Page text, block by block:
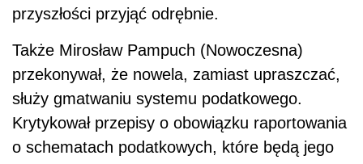
przyszłości przyjąć odrębnie.
Także Mirosław Pampuch (Nowoczesna)
przekonywał, że nowela, zamiast upraszczać,
służy gmatwaniu systemu podatkowego.
Krytykował przepisy o obowiązku raportowania
o schematach podatkowych, które będą jego